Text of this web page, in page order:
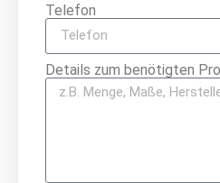
Telefon
Details zum benötigten